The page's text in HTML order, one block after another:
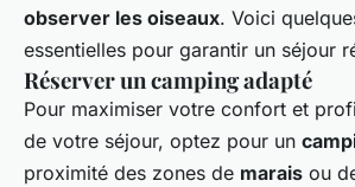
observer les oiseaux. Voici
essentielles pour garantir un séjour
Réserver un camping adapté
Pour maximiser votre confort et
de votre séjour, optez pour un
proximité des zones de marais ou